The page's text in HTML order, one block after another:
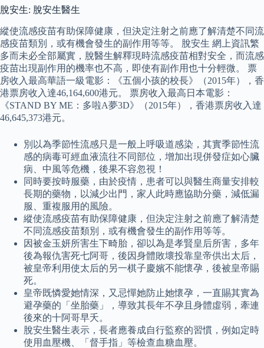
脫安生: 脫安生醫生
縱使流感疫苗有助保障健康，但決定注射之前應了解清楚不同流
感疫苗類別，或有機會發生的副作用等等。 脫安生 網上資訊繁
多而未必全部屬實，脫醫生解釋現時流感疫苗相對安全，而流感
疫苗出現副作用的機率也不高，即使有副作用也十分輕微。 票
房收入最高華語一級電影：《五個小孩的校長》（2015年），香
港票房收入達46,164,600港元。 票房收入最高日本電影：
《STAND BY ME：多啦A夢3D》（2015年），香港票房收入達
46,645,373港元。
別以為季節性流感只是一般上呼吸道感染，其實季節性流
感的病毒可經血液流往不同部位，增加出現併發症如心臟
病、中風等危機，後果不容忽視！
同時要按時服藥，由於疫情，患者可以與醫生商量安排較
長期的藥物，以減少出門，家人此時應協助分藥，減低漏
服、重複服用的風險。
縱使流感疫苗有助保障健康，但決定注射之前應了解清楚
不同流感疫苗類別，或有機會發生的副作用等等。
因被金玉妍所害生下畸胎，卻以為是孝賢皇后所害，多年
後為報仇害死七阿哥，後因身體敗壞投靠皇帝供出太后，
被皇帝利用使太后的另一棋子慶嬪不能懷孕，後被皇帝賜
死。
皇帝既憐愛她情深，又忌憚她防止她懷孕，一直賜其實為
避孕藥的「坐胎藥」，導致其長年不孕且身體虛弱，牽連
後來的十阿哥早夭。
脫安生醫生表示，長者應養成自行監察的習慣，例如定時
使用血壓機、「督手指」等檢查血糖血壓。